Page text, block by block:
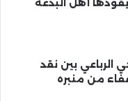
أهل البدعة
الرباعي بين نقد
من منبره